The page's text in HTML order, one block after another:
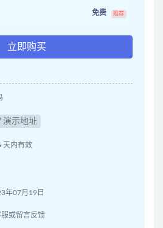
免费 推荐
立即购买
演示地址
天内有效
年07月19日
服或留言反馈